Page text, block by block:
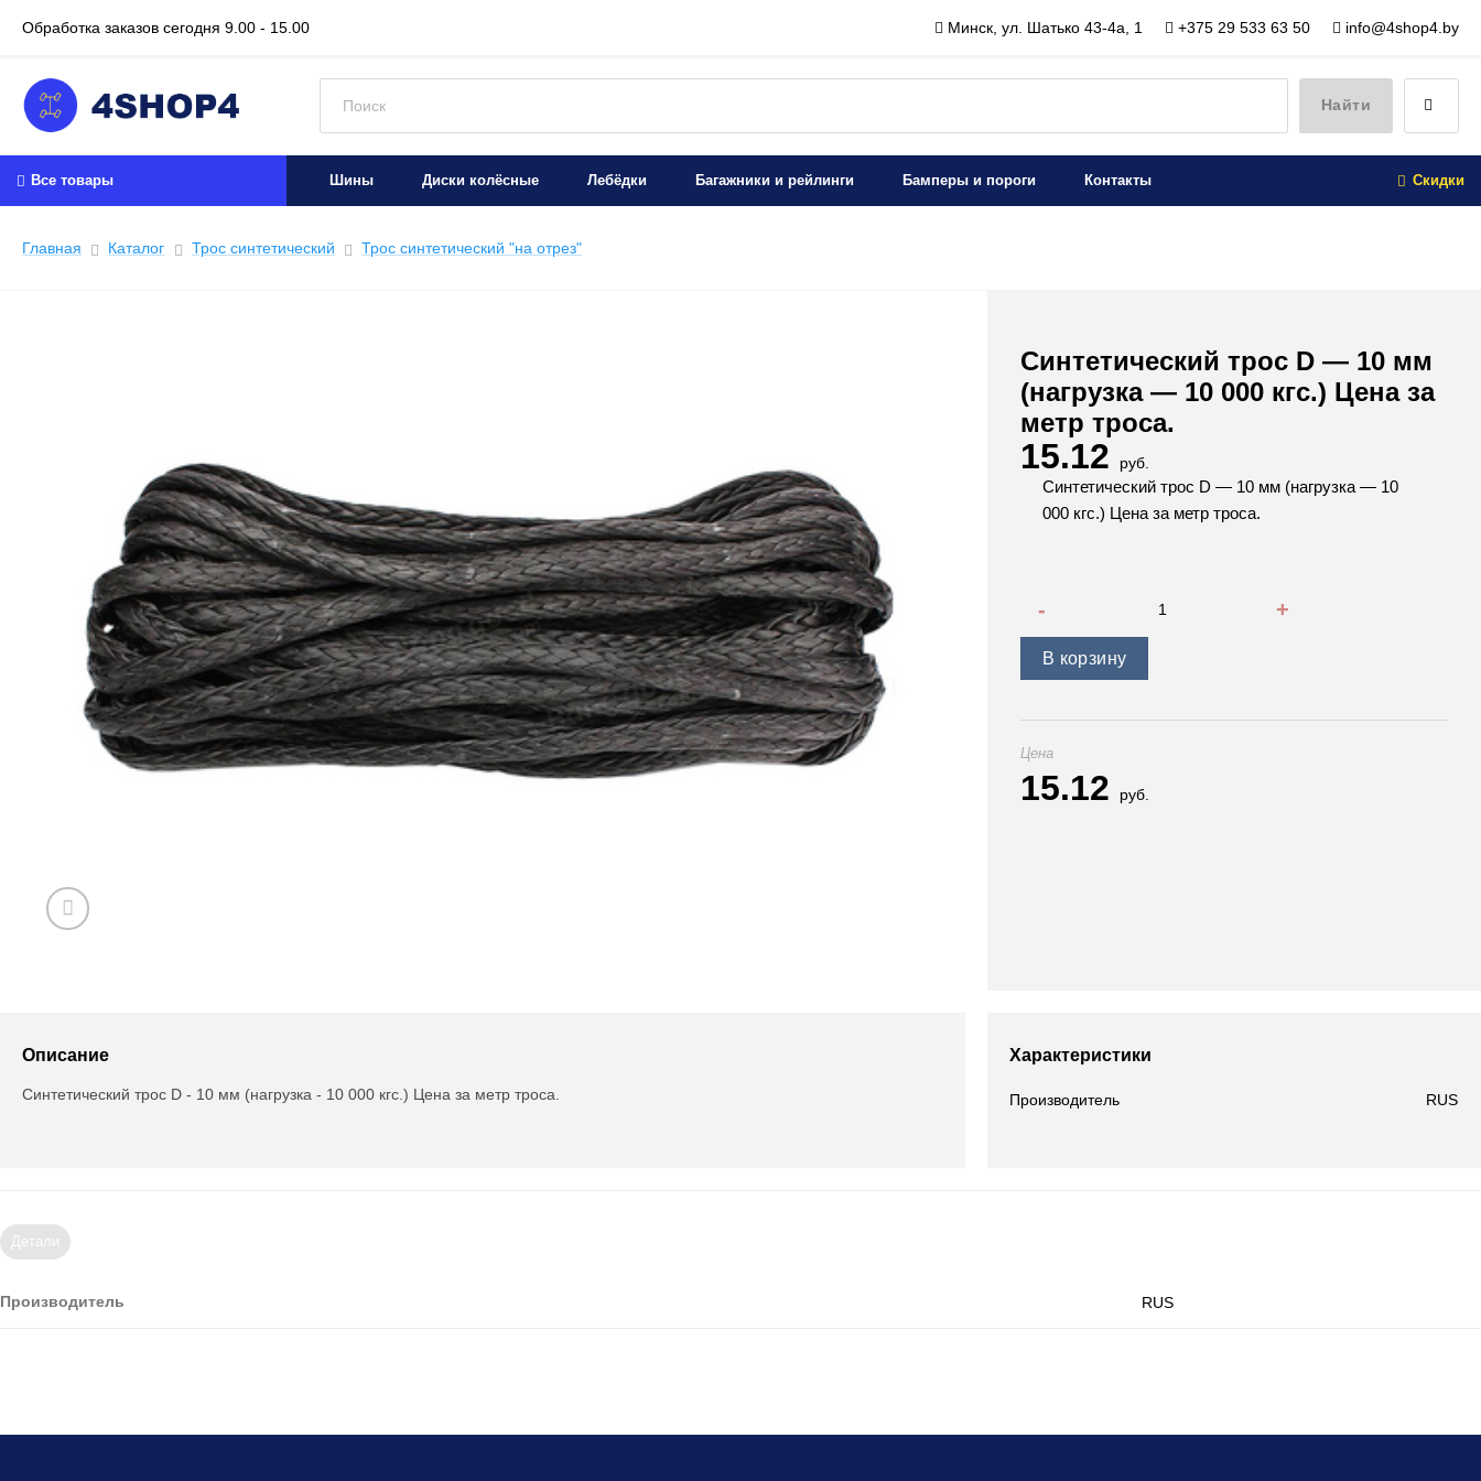
Обработка заказов сегодня 9.00 - 15.00 Минск, ул. Шатько 43-4а, 1 +375 29 533 63 50 info@4shop4.by
Найти
Все товары Шины Диски колёсные Лебёдки Багажники и рейлинги Бамперы и пороги Контакты Скидки
Главная Каталог Трос синтетический Трос синтетический "на отрез"
Синтетический трос D — 10 мм
(нагрузка — 10 000 кгс.) Цена за
метр троса.
15.12 руб.
Синтетический трос D — 10 мм (нагрузка — 10
000 кгс.) Цена за метр троса.
В корзину
Цена
15.12 руб.
Описание
Синтетический трос D - 10 мм (нагрузка - 10 000 кгс.) Цена за метр троса.
Характеристики
Производитель RUS
Детали
Производитель RUS